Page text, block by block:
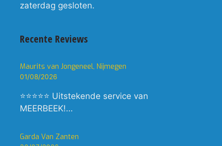
zaterdag gesloten.
Recente Reviews
Maurits van Jongeneel, Nijmegen
01/08/2026
⭐⭐⭐⭐⭐ Uitstekende service van
MEERBEEK!…
Garda Van Zanten